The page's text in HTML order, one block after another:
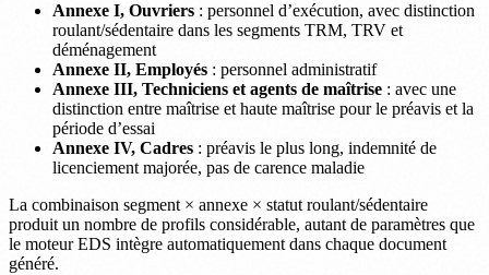
Annexe I, Ouvriers : personnel d’exécution, avec distinction
roulant/sédentaire dans les segments TRM, TRV et
déménagement
Annexe II, Employés : personnel administratif
Annexe III, Techniciens et agents de maîtrise : avec une
distinction entre maîtrise et haute maîtrise pour le préavis et la
période d’essai
Annexe IV, Cadres : préavis le plus long, indemnité de
licenciement majorée, pas de carence maladie
La combinaison segment × annexe × statut roulant/sédentaire
produit un nombre de profils considérable, autant de paramètres que
le moteur EDS intègre automatiquement dans chaque document
généré.